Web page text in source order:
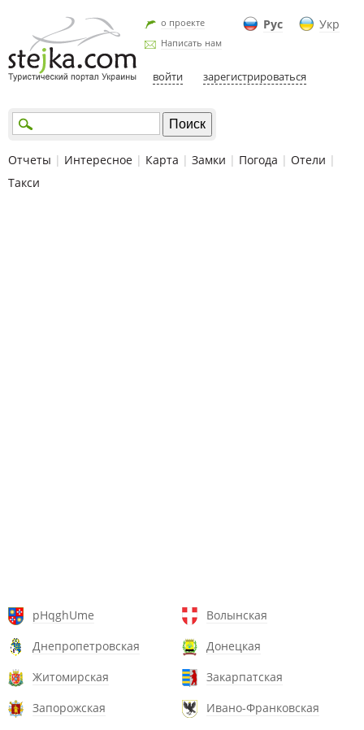
Рус Укр
о проекте
Написать нам
войти зарегистрироваться
Отчеты | Интересное | Карта | Замки | Погода | Отели |
Такси
pHqghUme
Волынская
Днепропетровская
Донецкая
Житомирская
Закарпатская
Запорожская
Ивано-Франковская